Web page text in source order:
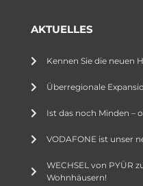
AKTUELLES
Kennen Sie die neuen
Überregionale
Ist das noch Minden –
VODAFONE ist unser
WECHSEL von PYÜR
Wohnhäusern!